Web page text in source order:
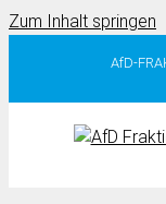
Zum Inhalt springen
AfD-